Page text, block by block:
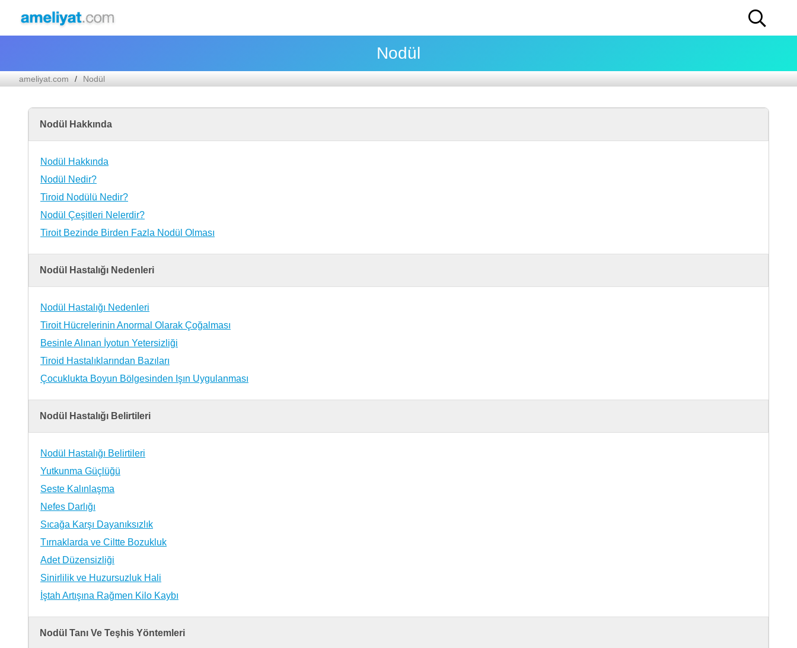
Nodül
ameliyat.com Nodül
Nodül Hakkında
Nodül Hakkında
Nodül Nedir?
Tiroid Nodülü Nedir?
Nodül Çeşitleri Nelerdir?
Tiroit Bezinde Birden Fazla Nodül Olması
Nodül Hastalığı Nedenleri
Nodül Hastalığı Nedenleri
Tiroit Hücrelerinin Anormal Olarak Çoğalması
Besinle Alınan İyotun Yetersizliği
Tiroid Hastalıklarından Bazıları
Çocuklukta Boyun Bölgesinden Işın Uygulanması
Nodül Hastalığı Belirtileri
Nodül Hastalığı Belirtileri
Yutkunma Güçlüğü
Seste Kalınlaşma
Nefes Darlığı
Sıcağa Karşı Dayanıksızlık
Tırnaklarda ve Ciltte Bozukluk
Adet Düzensizliği
Sinirlilik ve Huzursuzluk Hali
İştah Artışına Rağmen Kilo Kaybı
Nodül Tanı Ve Teşhis Yöntemleri